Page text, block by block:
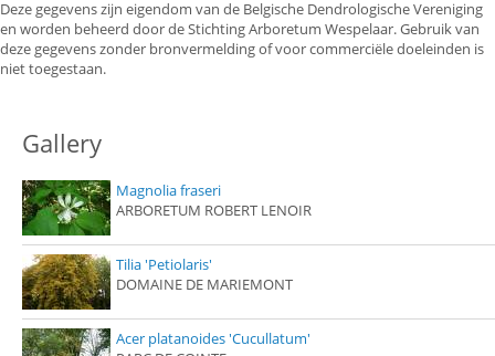
Deze gegevens zijn eigendom van de Belgische Dendrologische Vereniging
en worden beheerd door de Stichting Arboretum Wespelaar. Gebruik van
deze gegevens zonder bronvermelding of voor commerciële doeleinden is
niet toegestaan.
Gallery
Magnolia fraseri
ARBORETUM ROBERT LENOIR
Tilia 'Petiolaris'
DOMAINE DE MARIEMONT
Acer platanoides 'Cucullatum'